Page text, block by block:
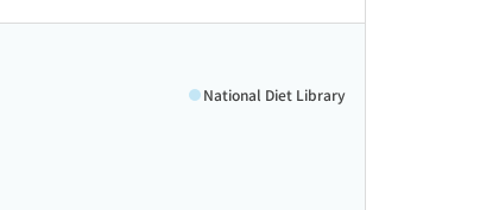
National Diet Library